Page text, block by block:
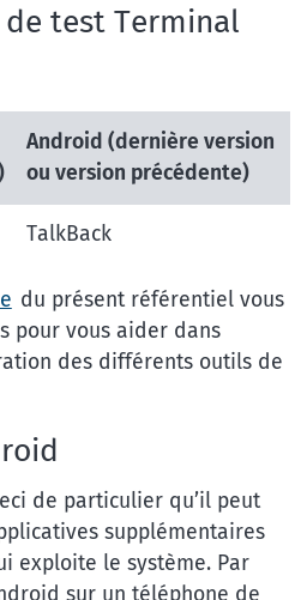
test Terminal
Android (dernière version
ou version précédente)
TalkBack
du présent référentiel vous
pour vous aider dans
des différents outils de
de particulier qu’il peut
supplémentaires
exploite le système. Par
sur un téléphone de